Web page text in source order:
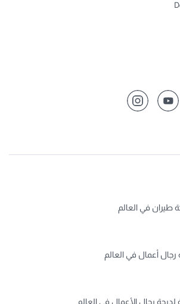
في العالم
أعمال في العالم
رجال الأعمال في العالم